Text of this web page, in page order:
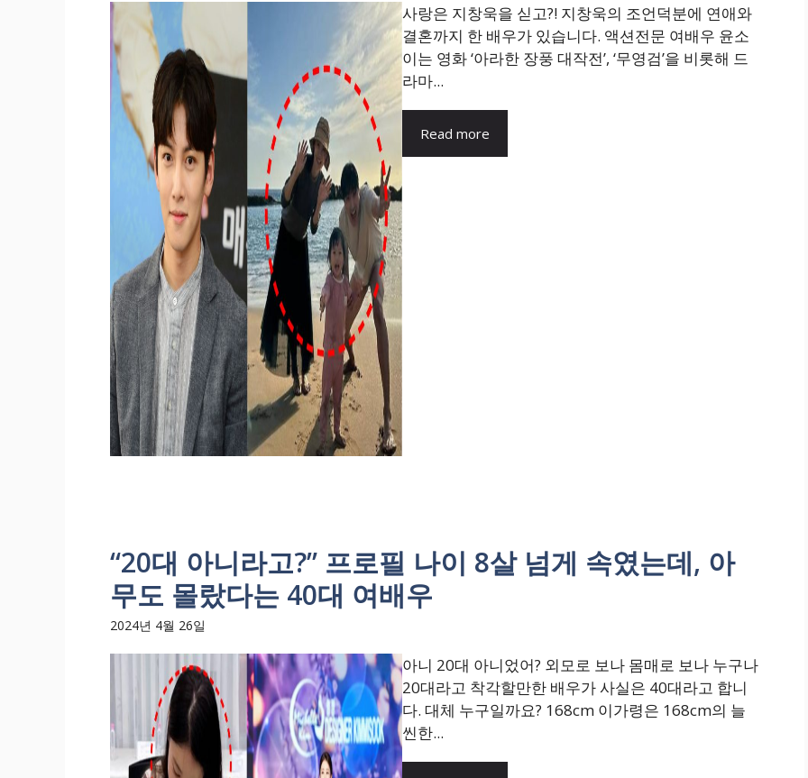
사랑은 지창욱을 싣고?! 지창욱의 조언덕분에 연애와
결혼까지 한 배우가 있습니다. 액션전문 여배우 윤소
이는 영화 ‘아라한 장풍 대작전’, ‘무영검’을 비롯해 드
라마...
Read more
“20대 아니라고?” 프로필 나이 8살 넘게 속였는데, 아
무도 몰랐다는 40대 여배우
2024년 4월 26일
아니 20대 아니었어? 외모로 보나 몸매로 보나 누구나
20대라고 착각할만한 배우가 사실은 40대라고 합니
다. 대체 누구일까요? 168cm 이가령은 168cm의 늘
씬한...